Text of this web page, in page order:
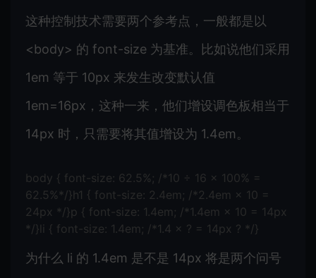
这种控制技术需要两个参考点，一般都是以
<body> 的 font-size 为基准。比如说他们采用
1em 等于 10px 来发生改变默认值
1em=16px，这种一来，他们增设调色板相当于
14px 时，只需要将其值增设为 1.4em。
body { font-size: 62.5%; /*10 ÷ 16 × 100% =
62.5%*/}h1 { font-size: 2.4em; /*2.4em × 10 =
24px */}p { font-size: 1.4em; /*1.4em × 10 = 14px
*/}li { font-size: 1.4em; /*1.4 × ? = 14px ? */}
为什么 li 的 1.4em 是不是 14px 将是两个问号